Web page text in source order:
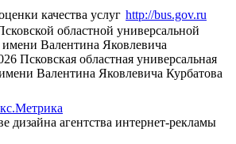
http://bus.gov.ru
областной универсальной
Валентина Яковлевича
Псковская областная универсальная
Валентина Яковлевича Курбатова
дизайна агентства интернет-рекламы